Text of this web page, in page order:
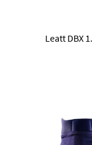
Leatt DBX